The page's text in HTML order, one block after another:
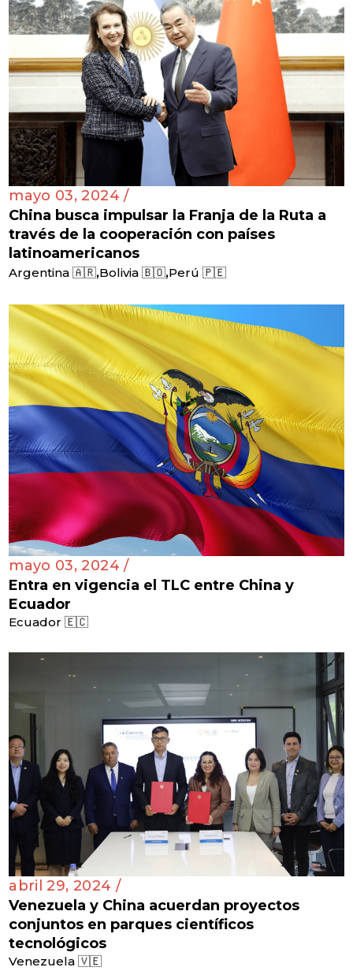
mayo 03, 2024 /
China busca impulsar la Franja de la Ruta a
través de la cooperación con países
latinoamericanos
Argentina 🇦🇷,Bolivia 🇧🇴,Perú 🇵🇪
mayo 03, 2024 /
Entra en vigencia el TLC entre China y
Ecuador
Ecuador 🇪🇨
abril 29, 2024 /
Venezuela y China acuerdan proyectos
conjuntos en parques científicos
tecnológicos
Venezuela 🇻🇪